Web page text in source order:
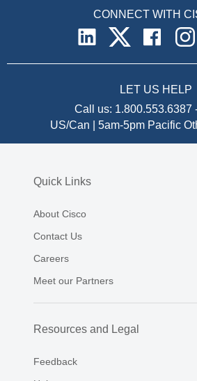
CONNECT WITH
LET US HELP
Call us: 1.800.553.6387
US/Can | 5am-5pm Pacific